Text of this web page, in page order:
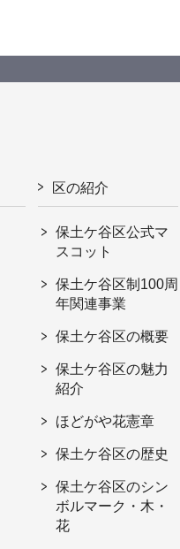
区の紹介
保土ケ谷区公式マ
スコット
保土ケ谷区制100周
年関連事業
保土ケ谷区の概要
保土ケ谷区の魅力
紹介
ほどがや花憲章
保土ケ谷区の歴史
保土ケ谷区のシン
ボルマーク・木・
花